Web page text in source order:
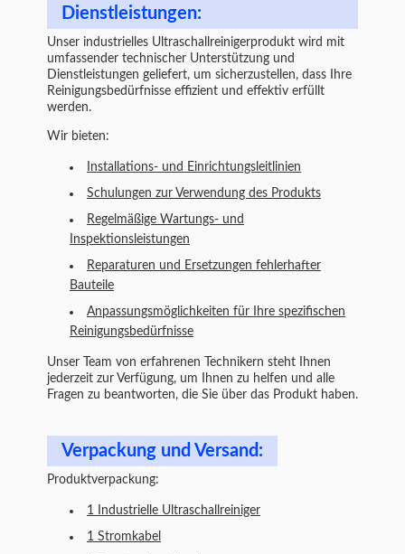
Dienstleistungen:
Unser industrielles Ultraschallreinigerprodukt wird mit
umfassender technischer Unterstützung und
Dienstleistungen geliefert, um sicherzustellen, dass Ihre
Reinigungsbedürfnisse effizient und effektiv erfüllt
werden.
Wir bieten:
Installations- und Einrichtungsleitlinien
Schulungen zur Verwendung des Produkts
Regelmäßige Wartungs- und
Inspektionsleistungen
Reparaturen und Ersetzungen fehlerhafter
Bauteile
Anpassungsmöglichkeiten für Ihre spezifischen
Reinigungsbedürfnisse
Unser Team von erfahrenen Technikern steht Ihnen
jederzeit zur Verfügung, um Ihnen zu helfen und alle
Fragen zu beantworten, die Sie über das Produkt haben.
Verpackung und Versand:
Produktverpackung:
1 Industrielle Ultraschallreiniger
1 Stromkabel